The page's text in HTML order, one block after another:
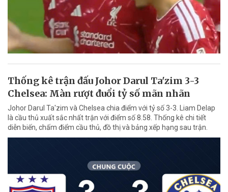
Thống kê trận đấu Johor Darul Ta'zim 3-3
Chelsea: Màn rượt đuổi tỷ số mãn nhãn
Johor Darul Ta'zim và Chelsea chia điểm với tỷ số 3-3. Liam Delap
là cầu thủ xuất sắc nhất trận với điểm số 8.58. Thống kê chi tiết
diễn biến, chấm điểm cầu thủ, đồ thị và bảng xếp hạng sau trận.